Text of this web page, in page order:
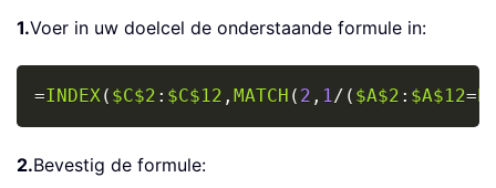
1.Voer in uw doelcel de onderstaande formule in:
=INDEX ( $C$2 : $C$12 , MATCH ( 2 , 1 / ( $A$2 : $A$12=
Copy
2.Bevestig de formule: